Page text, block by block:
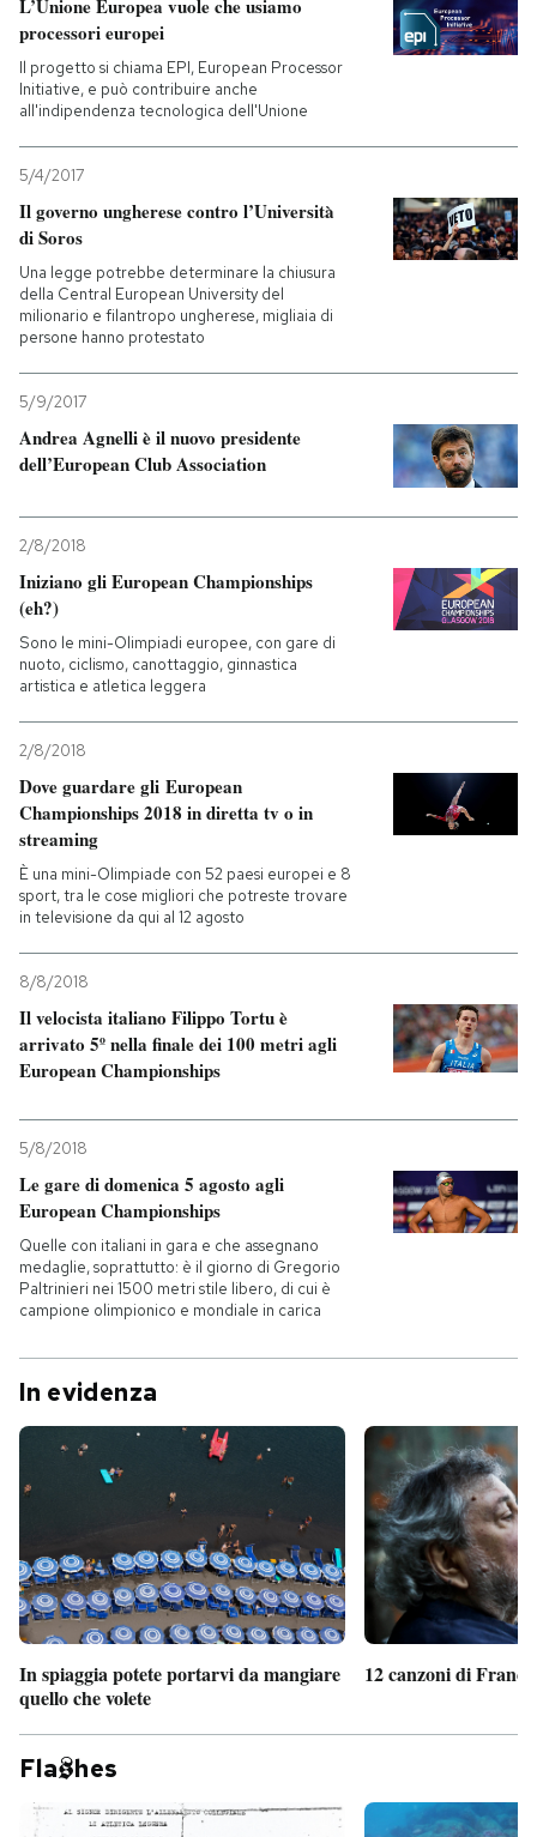
L’Unione Europea vuole che usiamo
processori europei
Il progetto si chiama EPI, European Processor
Initiative, e può contribuire anche
all'indipendenza tecnologica dell'Unione
5/4/2017
Il governo ungherese contro l’Università
di Soros
Una legge potrebbe determinare la chiusura
della Central European University del
milionario e filantropo ungherese, migliaia di
persone hanno protestato
5/9/2017
Andrea Agnelli è il nuovo presidente
dell’European Club Association
2/8/2018
Iniziano gli European Championships
(eh?)
Sono le mini-Olimpiadi europee, con gare di
nuoto, ciclismo, canottaggio, ginnastica
artistica e atletica leggera
2/8/2018
Dove guardare gli European
Championships 2018 in diretta tv o in
streaming
È una mini-Olimpiade con 52 paesi europei e 8
sport, tra le cose migliori che potreste trovare
in televisione da qui al 12 agosto
8/8/2018
Il velocista italiano Filippo Tortu è
arrivato 5º nella finale dei 100 metri agli
European Championships
5/8/2018
Le gare di domenica 5 agosto agli
European Championships
Quelle con italiani in gara e che assegnano
medaglie, soprattutto: è il giorno di Gregorio
Paltrinieri nei 1500 metri stile libero, di cui è
campione olimpionico e mondiale in carica
In evidenza
In spiaggia potete portarvi da mangiare
quello che volete
12 canzoni di
Fla hes